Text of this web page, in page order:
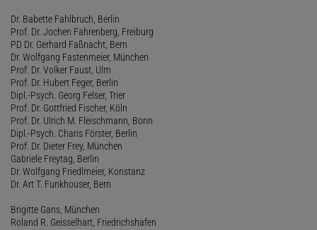
Dr. Babette Fahlbruch, Berlin
Prof. Dr. Jochen Fahrenberg, Freiburg
PD Dr. Gerhard Faßnacht, Bern
Dr. Wolfgang Fastenmeier, München
Prof. Dr. Volker Faust, Ulm
Prof. Dr. Hubert Feger, Berlin
Dipl.-Psych. Georg Felser, Trier
Prof. Dr. Gottfried Fischer, Köln
Prof. Dr. Ulrich M. Fleischmann, Bonn
Dipl.-Psych. Charis Förster, Berlin
Prof. Dr. Dieter Frey, München
Gabriele Freytag, Berlin
Dr. Wolfgang Friedlmeier, Konstanz
Dr. Art T. Funkhouser, Bern
Brigitte Gans, München
Roland R. Geisselhart, Friedrichshafen